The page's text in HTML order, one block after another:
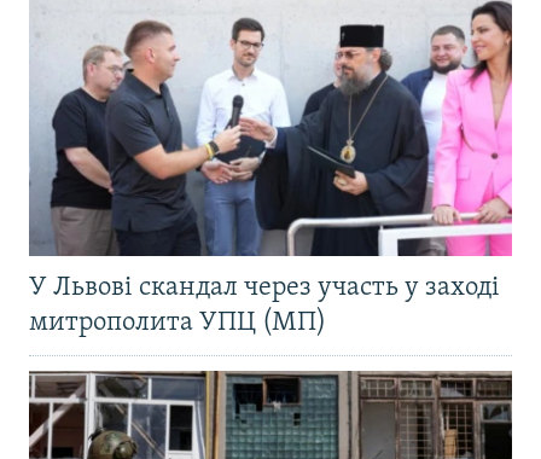
У Львові скандал через участь у заході
митрополита УПЦ (МП)